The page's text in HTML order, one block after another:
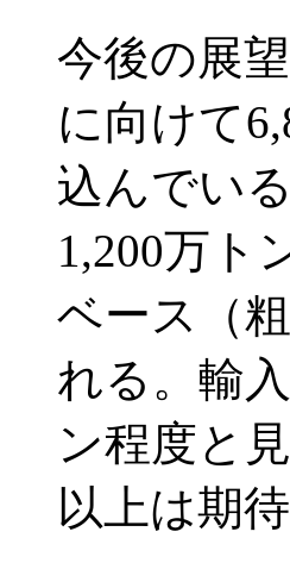
今後の展
に向けて
込んでい
1,200万ト
ベース（
れる。輸
ン程度と
以上は期